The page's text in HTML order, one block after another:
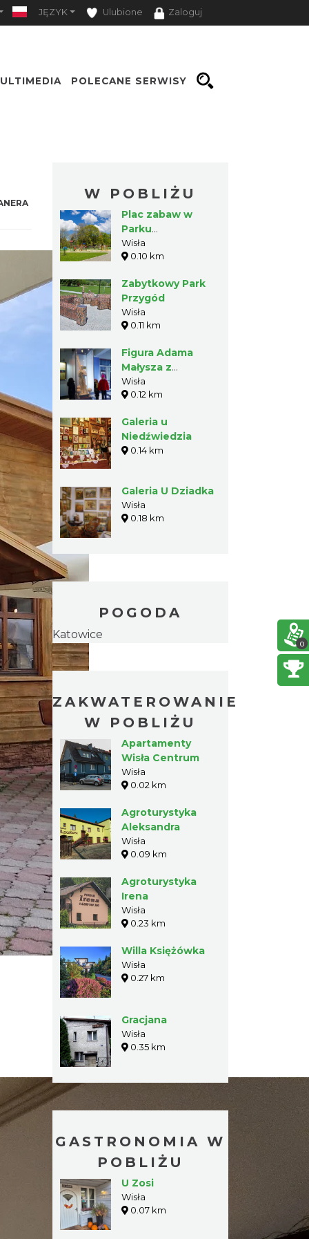
JĘZYK Ulubione Zaloguj
POLECANE SERWISY
W POBLIŻU
Plac zabaw w
Parku
Kopczyńskiego
Wisła
0.10 km
Zabytkowy Park
Przygód
Wisła
0.11 km
Figura Adama
Małysza z
czekolady w Wiśle
Wisła
0.12 km
Galeria u
Niedźwiedzia
0.14 km
Galeria U Dziadka
Wisła
0.18 km
POGODA
Katowice
ZAKWATEROWANIE
W POBLIŻU
Apartamenty
Wisła Centrum
Wisła
0.02 km
Agroturystyka
Aleksandra
Wisła
0.09 km
Agroturystyka
Irena
Wisła
0.23 km
Willa Księżówka
Wisła
0.27 km
Gracjana
Wisła
0.35 km
GASTRONOMIA W
POBLIŻU
U Zosi
Wisła
0.07 km
0